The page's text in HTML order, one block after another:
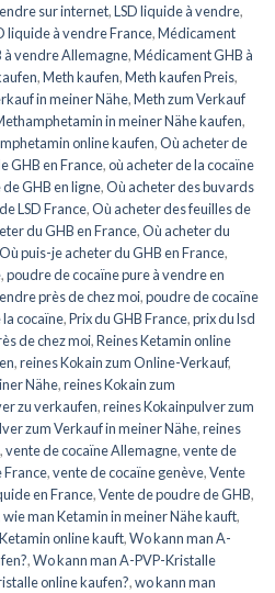
sur internet,LSD liquide à vendre,
liquide à vendre France,Médicament
à vendre Allemagne,Médicament GHB à
,Meth kaufen,Meth kaufen Preis,
in meiner Nähe,Meth zum Verkauf
in meiner Nähe kaufen,
online kaufen,Où acheter de
GHB en France,où acheter de la cocaïne
GHB en ligne,Où acheter des buvards
LSD France,Où acheter des feuilles de
du GHB en France,Où acheter du
Où puis-je acheter du GHB en France,
,poudre de cocaïne pure à vendre en
près de chez moi,poudre de cocaïne
cocaïne,Prix du GHB France,prix du lsd
de chez moi,Reines Ketamin online
,reines Kokain zum Online-Verkauf,
Nähe,reines Kokain zum
zu verkaufen,reines Kokainpulver zum
zum Verkauf in meiner Nähe,reines
,vente de cocaïne Allemagne,vente de
France,vente de cocaïne genève,Vente
en France,Vente de poudre de GHB,
wie man Ketamin in meiner Nähe kauft,
online kauft,Wo kann man A-
,Wo kann man A-PVP-Kristalle
online kaufen?,wo kann man